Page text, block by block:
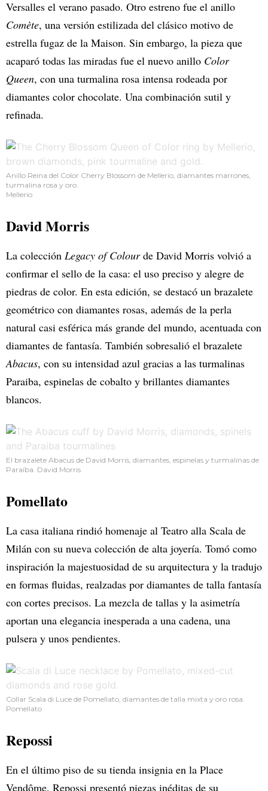
Versalles el verano pasado. Otro estreno fue el anillo
Comète, una versión estilizada del clásico motivo de
estrella fugaz de la Maison. Sin embargo, la pieza que
acaparó todas las miradas fue el nuevo anillo Color
Queen, con una turmalina rosa intensa rodeada por
diamantes color chocolate. Una combinación sutil y
refinada.
Anillo Reina del Color Cherry Blossom de Mellerio, diamantes marrones,
turmalina rosa y oro.
Mellerio
David Morris
La colección Legacy of Colourde David Morris volvió a
confirmar el sello de la casa: el uso preciso y alegre de
piedras de color. En esta edición, se destacó un brazalete
geométrico con diamantes rosas, además de la perla
natural casi esférica más grande del mundo, acentuada con
diamantes de fantasía. También sobresalió el brazalete
Abacus, con su intensidad azul gracias a las turmalinas
Paraiba, espinelas de cobalto y brillantes diamantes
blancos.
El brazalete Abacus de David Morris, diamantes, espinelas y turmalinas de
Paraíba. David Morris
Pomellato
La casa italiana rindió homenaje al Teatro alla Scala de
Milán con su nueva colección de alta joyería. Tomó como
inspiración la majestuosidad de su arquitectura y la tradujo
en formas fluidas, realzadas por diamantes de talla fantasía
con cortes precisos. La mezcla de tallas y la asimetría
aportan una elegancia inesperada a una cadena, una
pulsera y unos pendientes.
Collar Scala di Luce de Pomellato, diamantes de talla mixta y oro rosa.
Pomellato
Repossi
En el último piso de su tienda insignia en la Place
Vendôme, Repossi presentó piezas inéditas de su